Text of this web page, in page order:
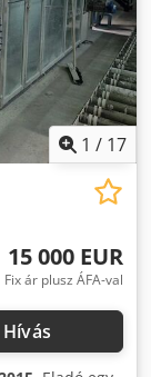
1 / 17
15 000 EUR
Fix ár plusz ÁFA-val
Hívás